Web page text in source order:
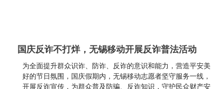
国庆反诈不打烊，无锡移动开展反诈普法活动
为全面提升群众识诈、防诈、反诈的意识和能力，营造平安美
好的节日氛围，国庆假期内，无锡移动志愿者坚守服务一线，
开展反诈宣传，为群众普及防骗、反诈知识，守护民众财产安